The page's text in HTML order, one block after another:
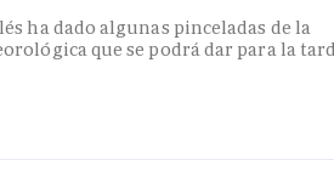
ha dado algunas pinceladas de la
que se podrá dar para la